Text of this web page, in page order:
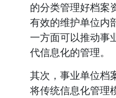
的分类管理好档案
有效的维护单位内
一方面可以推动事
代信息化的管理。
其次，事业单位档
将传统信息化管理